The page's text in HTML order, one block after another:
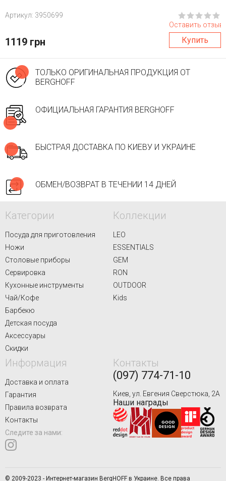
Aртикул: 3950699
Оставить отзыв
1119 грн Купить
ТОЛЬКО ОРИГИНАЛЬНАЯ ПРОДУКЦИЯ ОТ
BERGHOFF
ОФИЦИАЛЬНАЯ ГАРАНТИЯ BERGHOFF
БЫСТРАЯ ДОСТАВКА ПО КИЕВУ И УКРАИНЕ
ОБМЕН/ВОЗВРАТ В ТЕЧЕНИИ 14 ДНЕЙ
Категории
Посуда для приготовления
Ножи
Столовые приборы
Сервировка
Кухонные инструменты
Чай/Кофе
Барбекю
Детская посуда
Аксессуары
Скидки
Коллекции
LEO
ESSENTIALS
GEM
RON
OUTDOOR
Kids
Информация
Доставка и оплата
Гарантия
Правила возврата
Контакты
Следите за нами:
Контакты
(097) 774-71-10
Киев, ул. Евгения Сверстюка, 2А
Наши награды
© 2009-2023 - Интернет-магазин BergHOFF в Украине. Все права